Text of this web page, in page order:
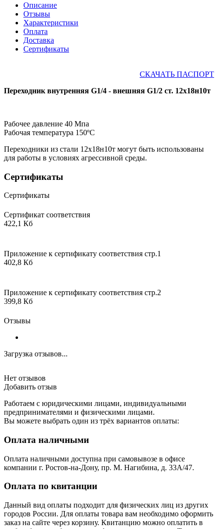
Описание
Отзывы
Характеристики
Оплата
Доставка
Сертификаты
СКАЧАТЬ ПАСПОРТ
Переходник внутренняя G1/4 - внешняя G1/2 ст. 12х18н10т
Рабочее давление 40 Мпа
Рабочая температура 150ºС
Переходники из стали 12х18н10т могут быть использованы
для работы в условиях агрессивной среды.
Сертификаты
Сертификаты
Сертификат соответствия
422,1 Кб
Приложение к сертификату соответствия стр.1
402,8 Кб
Приложение к сертификату соответствия стр.2
399,8 Кб
Отзывы
Загрузка отзывов...
Нет отзывов
Добавить отзыв
Работаем с юридическими лицами, индивидуальными
предпринимателями и физическими лицами.
Вы можете выбрать один из трёх вариантов оплаты:
Оплата наличными
Оплата наличными доступна при самовывозе в офисе
компании г. Ростов-на-Дону, пр. М. Нагибина, д. 33А/47.
Оплата по квитанции
Данный вид оплаты подходит для физических лиц из других
городов России. Для оплаты товара вам необходимо оформить
заказ на сайте через корзину. Квитанцию можно оплатить в